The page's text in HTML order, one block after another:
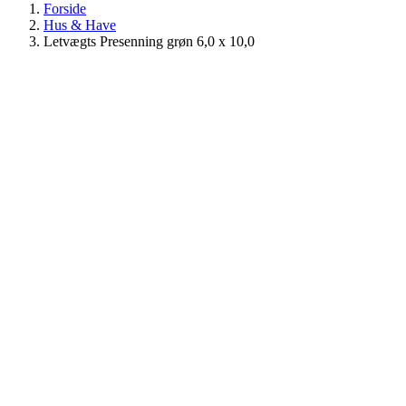
Forside
Hus & Have
Letvægts Presenning grøn 6,0 x 10,0